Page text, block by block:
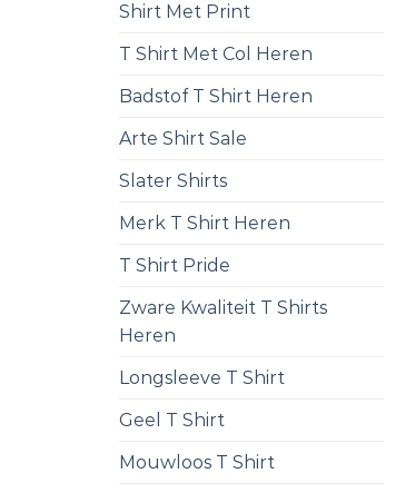
Shirt Met Print
T Shirt Met Col Heren
Badstof T Shirt Heren
Arte Shirt Sale
Slater Shirts
Merk T Shirt Heren
T Shirt Pride
Zware Kwaliteit T Shirts
Heren
Longsleeve T Shirt
Geel T Shirt
Mouwloos T Shirt